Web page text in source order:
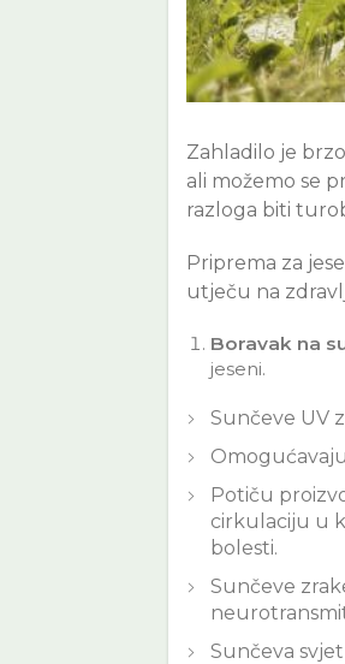
Zahladilo je
ali možemo se
razloga biti
Priprema za
utječu na
Boravak na
jeseni.
Sunčeve UV
Potiču
cirkulaciju u
bolesti.
Sunčeve
Sunčeva